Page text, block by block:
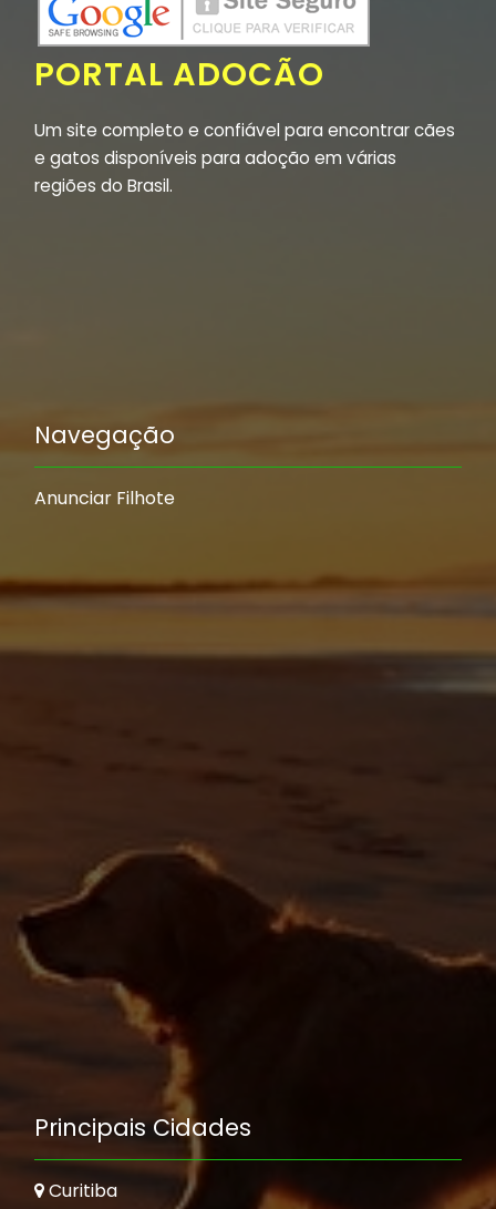
PORTAL ADOCÃO
Um site completo e confiável para encontrar cães
e gatos disponíveis para adoção em várias
regiões do Brasil.
Navegação
Anunciar Filhote
Principais Cidades
Curitiba